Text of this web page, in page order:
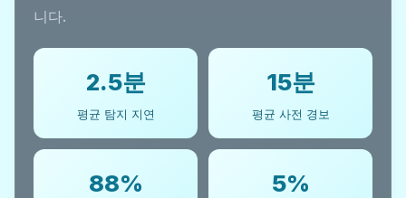
니다.
2.5분
평균 탐지 지연
15분
평균 사전 경보
88% 5%